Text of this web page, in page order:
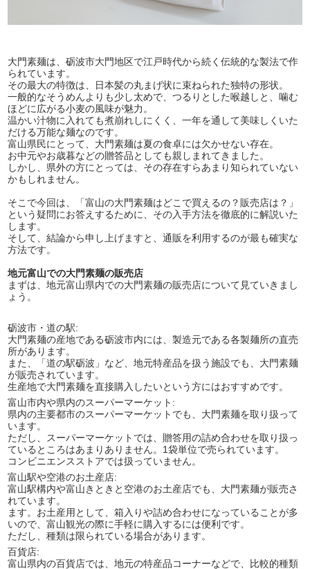
大門素麺は、砺波市大門地区で江戸時代から続く伝統的な製法で作
られています。
その最大の特徴は、日本髪の丸まげ状に束ねられた独特の形状。
一般的なそうめんよりも少し太めで、つるりとした喉越しと、噛む
ほどに広がる小麦の風味が魅力。
温かい汁物に入れても煮崩れしにくく、一年を通して美味しくいた
だける万能な麺なのです。
富山県民にとって、大門素麺は夏の食卓には欠かせない存在。
お中元やお歳暮などの贈答品としても親しまれてきました。
しかし、県外の方にとっては、その存在すらあまり知られていない
かもしれません。
そこで今回は、「富山の大門素麺はどこで買えるの？販売店は？」
という疑問にお答えするために、その入手方法を徹底的に解説いた
します。
そして、結論から申し上げますと、通販を利用するのが最も確実な
方法です。
地元富山での大門素麺の販売店
まずは、地元富山県内での大門素麺の販売店について見ていきまし
ょう。
砺波市・道の駅:
大門素麺の産地である砺波市内には、製造元である各製麺所の直売
所があります。
また、「道の駅砺波」など、地元特産品を扱う施設でも、大門素麺
が販売されています。
生産地で大門素麺を直接購入したいという方にはおすすめです。
富山市内や県内のスーパーマーケット:
県内の主要都市のスーパーマーケットでも、大門素麺を取り扱って
います。
ただし、スーパーマーケットでは、贈答用の詰め合わせを取り扱っ
ているところはあまりありません。1袋単位で売られています。
コンビニエンスストアでは扱っていません。
富山駅や空港のお土産店:
富山駅構内や富山きときと空港のお土産店でも、大門素麺が販売さ
れています。
ます。お土産用として、箱入りや詰め合わせになっていることが多
いので、富山観光の際に手軽に購入するには便利です。
ただし、種類は限られている場合があります。
百貨店:
富山県内の百貨店では、地元の特産品コーナーなどで、比較的種類